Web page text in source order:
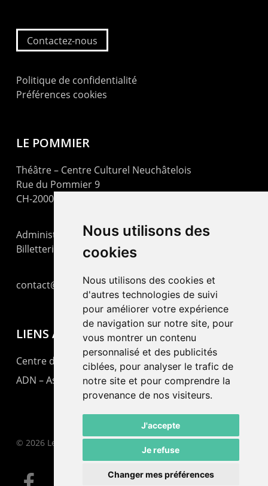
Nous utilisons des
cookies
Nous utilisons des cookies et
d'autres technologies de suivi
pour améliorer votre expérience
de navigation sur notre site, pour
vous montrer un contenu
personnalisé et des publicités
ciblées, pour analyser le trafic de
notre site et pour comprendre la
provenance de nos visiteurs.
J'accepte
Je refuse
Changer mes préférences
Contactez-nous
Politique de confidentialité
Préférences cookies
LE POMMIER
Théâtre – Centre Culturel Neuchâtelois
Rue du Pommier 9
CH-2000 Neuchâtel
Administration : +41 32 725 03 03
Billetterie : +41 32 725 05 05
contact@lepommier.ch
LIENS AMIS
Centre de culture ABC
ADN – Association Danse Neuchâtel
© 2026 Le Pommier.
facebook email